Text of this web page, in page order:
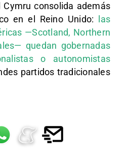
Cymru consolida además
en el Reino Unido:
las
—Scotland, Northern
quedan gobernadas
o autonomistas
partidos tradicionales